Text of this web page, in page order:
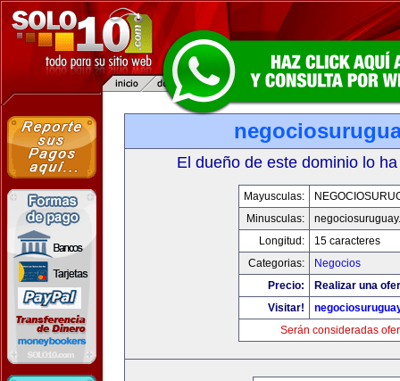
El dueño de este dominio lo
Mayusculas:
Minusculas:
Longitud:
15 caracteres
Categorias:
Negocios
Precio:
Realizar una
Visitar!
Serán consideradas